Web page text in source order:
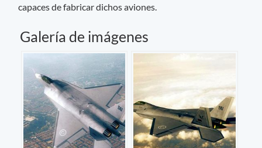
capaces de fabricar dichos aviones.
Galería de imágenes